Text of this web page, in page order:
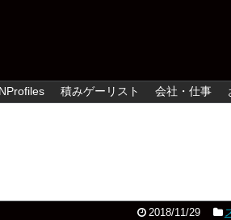
積みゲーリスト 会社・仕事
2018/11/29